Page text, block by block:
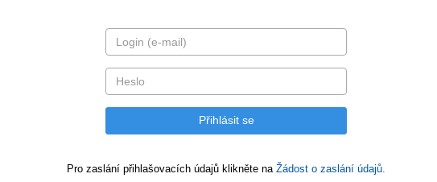
Pro zaslání přihlašovacích údajů klikněte na Žádost o zaslání údajů.